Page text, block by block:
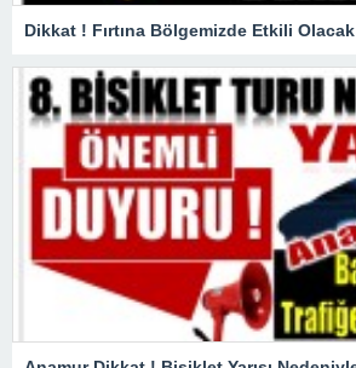
Dikkat ! Fırtına Bölgemizde Etkili Olacak